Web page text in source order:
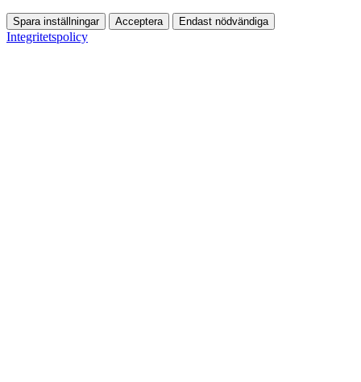
Spara inställningar Acceptera Endast nödvändiga
Integritetspolicy